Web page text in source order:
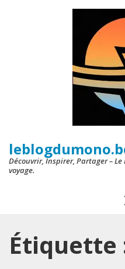
Découvrir, Inspirer, Partager –
voyage.
Étiquette